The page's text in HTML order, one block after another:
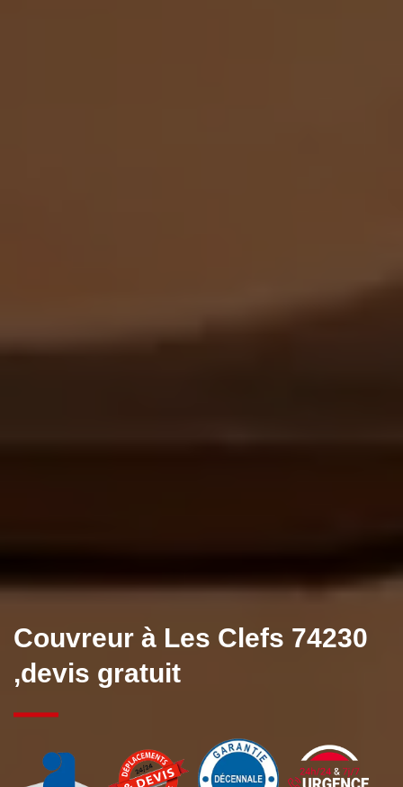
Couvreur à Les Clefs 74230
,devis gratuit